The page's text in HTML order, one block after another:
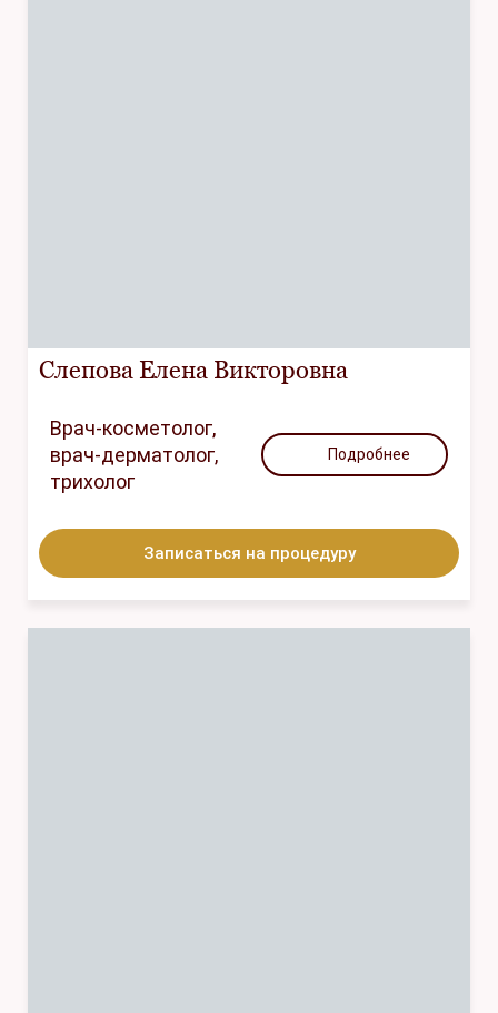
Слепова Елена Викторовна
Врач-косметолог,
врач-дерматолог,
трихолог
Подробнее
Записаться на процедуру